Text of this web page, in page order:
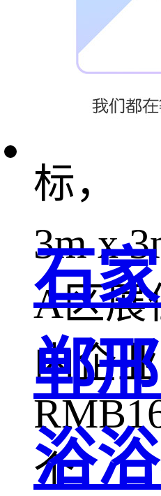
参展
标准
标，
3m x
A区展
内企
石
郸
浴